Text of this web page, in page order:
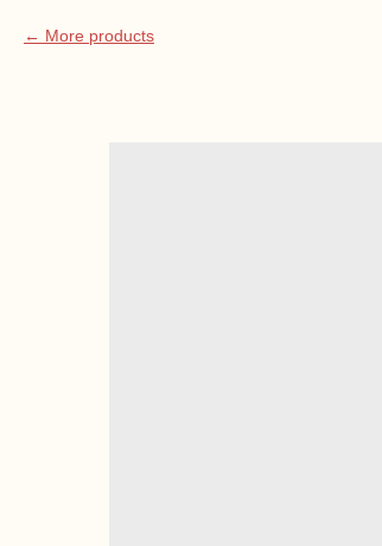
More products